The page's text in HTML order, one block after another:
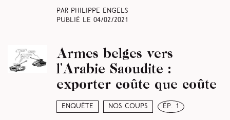
Par Philippe Engels
Publié le 04/02/2021
Enquête Nos coups ép. 1
Armes belges vers
l’Arabie Saoudite :
exporter coûte que coûte